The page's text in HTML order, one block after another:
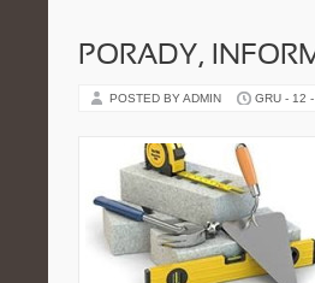
PORADY,
POSTED BY ADMIN GRU - 12